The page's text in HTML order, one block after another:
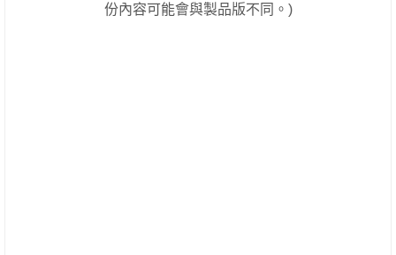
份內容可能會與製品版不同。)